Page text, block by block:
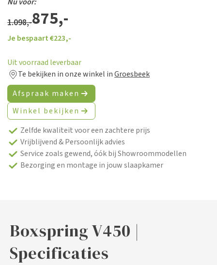
Nu voor:
1.098,-875,-
Je bespaart €223,-
Uit voorraad leverbaar
Te bekijken in onze winkel inGroesbeek
Afspraak maken
Winkel bekijken
Zelfde kwaliteit voor een zachtere prijs
Vrijblijvend & Persoonlijk advies
Service zoals gewend, óók bij Showroommodellen
Bezorging en montage in jouw slaapkamer
Boxspring V450 |
Specificaties